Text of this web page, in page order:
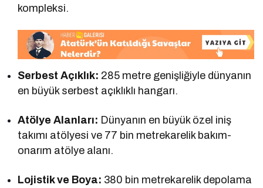
kompleksi.
Serbest Açıklık: 285 metre genişliğiyle dünyanın
en büyük serbest açıklıklı hangarı.
Atölye Alanları: Dünyanın en büyük özel iniş
takımı atölyesi ve 77 bin metrekarelik bakım-
onarım atölye alanı.
Lojistik ve Boya: 380 bin metrekarelik depolama